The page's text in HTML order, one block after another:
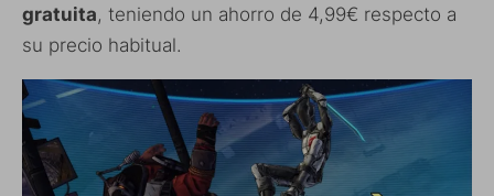
gratuita, teniendo un ahorro de 4,99€ respecto a
su precio habitual.